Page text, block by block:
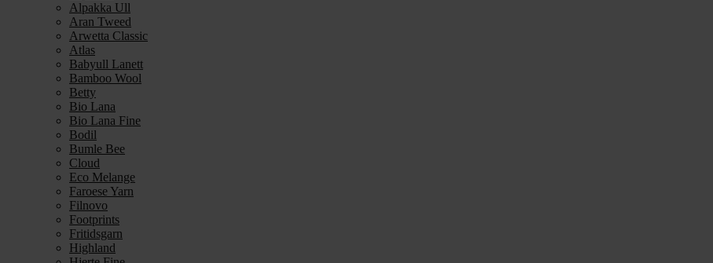
Alpakka Ull
Aran Tweed
Arwetta Classic
Atlas
Babyull Lanett
Bamboo Wool
Betty
Bio Lana
Bio Lana Fine
Bodil
Bumle Bee
Cloud
Eco Melange
Faroese Yarn
Filnovo
Footprints
Fritidsgarn
Highland